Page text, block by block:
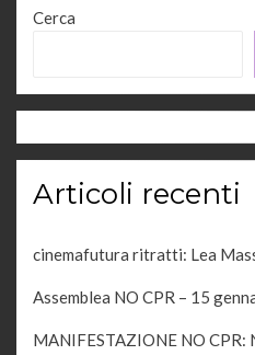
Cerca
Articoli recenti
cinemafutura ritratti: Lea
Assemblea NO CPR – 15
MANIFESTAZIONE NO CPR: